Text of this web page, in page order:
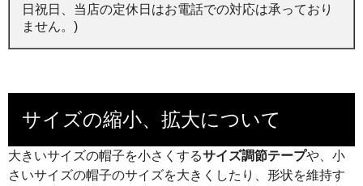
日祝日、当店の定休日はお電話での対応は承っており
ません。)
サイズの縮小、拡大について
大きいサイズの帽子を小さくするサイズ調節テープや、小
さいサイズの帽子のサイズを大きくしたり、形状を維持す